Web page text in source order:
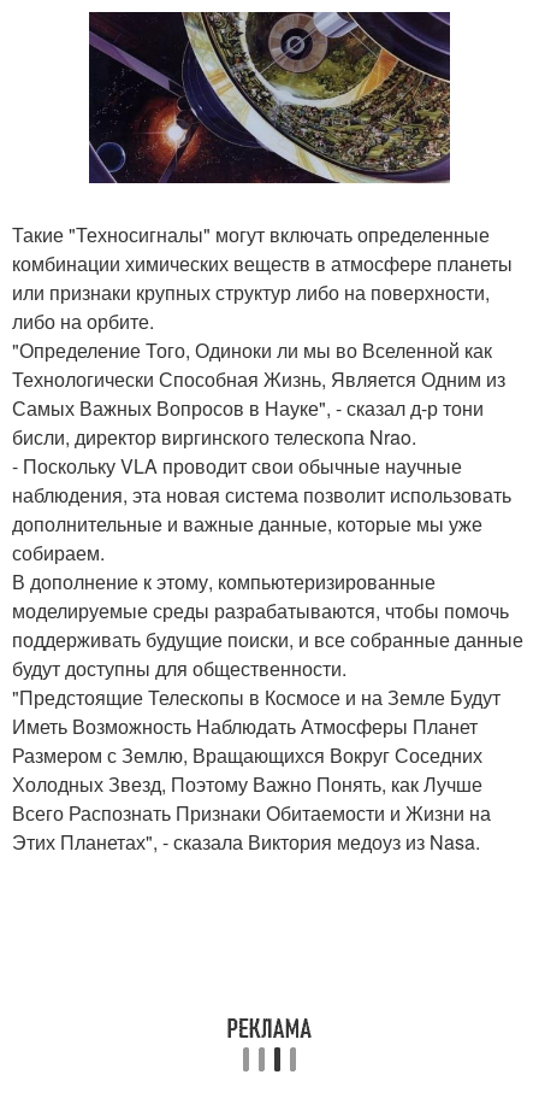
Такие "Техносигналы" могут включать определенные
комбинации химических веществ в атмосфере планеты
или признаки крупных структур либо на поверхности,
либо на орбите.
"Определение Того, Одиноки ли мы во Вселенной как
Технологически Способная Жизнь, Является Одним из
Самых Важных Вопросов в Науке", - сказал д-р тони
бисли, директор виргинского телескопа Nrao.
- Поскольку VLA проводит свои обычные научные
наблюдения, эта новая система позволит использовать
дополнительные и важные данные, которые мы уже
собираем.
В дополнение к этому, компьютеризированные
моделируемые среды разрабатываются, чтобы помочь
поддерживать будущие поиски, и все собранные данные
будут доступны для общественности.
"Предстоящие Телескопы в Космосе и на Земле Будут
Иметь Возможность Наблюдать Атмосферы Планет
Размером с Землю, Вращающихся Вокруг Соседних
Холодных Звезд, Поэтому Важно Понять, как Лучше
Всего Распознать Признаки Обитаемости и Жизни на
Этих Планетах", - сказала Виктория медоуз из Nasa.